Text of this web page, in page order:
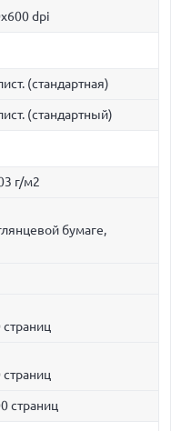
dpi
(стандартная)
(стандартный)
г/м2
бумаге,
страниц
страниц
страниц